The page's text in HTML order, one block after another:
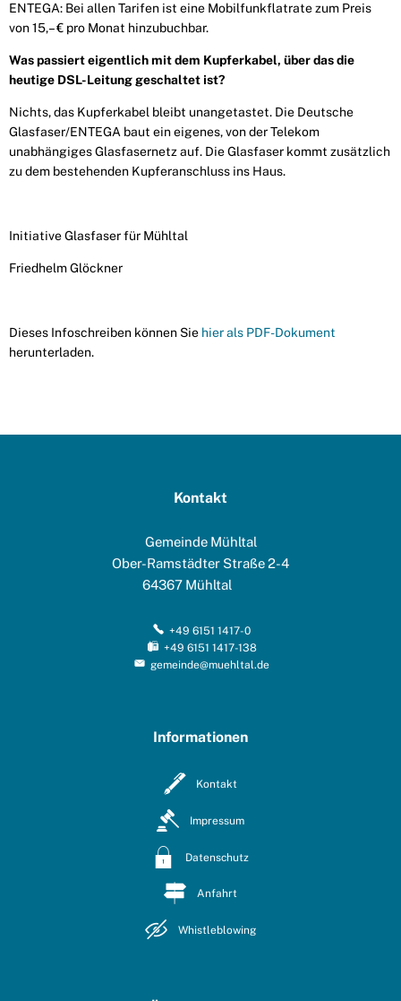
ENTEGA: Bei allen Tarifen ist eine Mobilfunkflatrate zum Preis
von 15,– € pro Monat hinzubuchbar.
Was passiert eigentlich mit dem Kupferkabel, über das die
heutige DSL-Leitung geschaltet ist?
Nichts, das Kupferkabel bleibt unangetastet. Die Deutsche
Glasfaser/ENTEGA baut ein eigenes, von der Telekom
unabhängiges Glasfasernetz auf. Die Glasfaser kommt zusätzlich
zu dem bestehenden Kupferanschluss ins Haus.
Initiative Glasfaser für Mühltal
Friedhelm Glöckner
Dieses Infoschreiben können Sie hier als PDF-Dokument
herunterladen.
Kontakt
Gemeinde Mühltal
Ober-Ramstädter Straße 2-4
64367 Mühltal
+49 6151 1417-0
+49 6151 1417-138
gemeinde@muehltal.de
Informationen
Kontakt
Impressum
Datenschutz
Anfahrt
Whistleblowing